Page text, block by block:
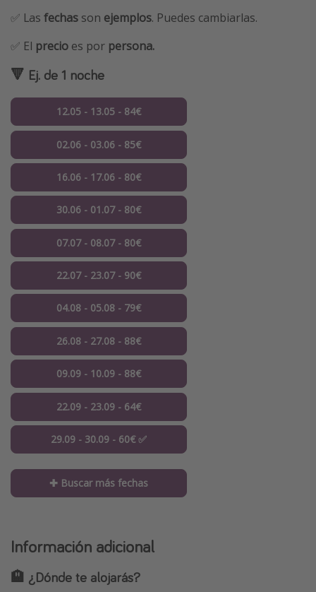
✅ Las fechas son ejemplos. Puedes cambiarlas.
✅ El precio es por persona.
🔻 Ej. de 1 noche
12.05 - 13.05 - 84€
02.06 - 03.06 - 85€
16.06 - 17.06 - 80€
30.06 - 01.07 - 80€
07.07 - 08.07 - 80€
22.07 - 23.07 - 90€
04.08 - 05.08 - 79€
26.08 - 27.08 - 88€
09.09 - 10.09 - 88€
22.09 - 23.09 - 64€
29.09 - 30.09 - 60€ ✅
✚ Buscar más fechas
Información adicional
🏨 ¿Dónde te alojarás?